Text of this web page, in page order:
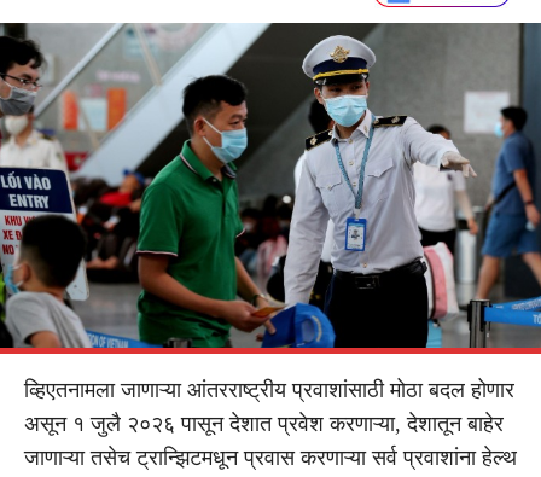
व्हिएतनामला जाणाऱ्या आंतरराष्ट्रीय प्रवाशांसाठी मोठा बदल होणार
असून १ जुलै २०२६ पासून देशात प्रवेश करणाऱ्या, देशातून बाहेर
जाणाऱ्या तसेच ट्रान्झिटमधून प्रवास करणाऱ्या सर्व प्रवाशांना हेल्थ